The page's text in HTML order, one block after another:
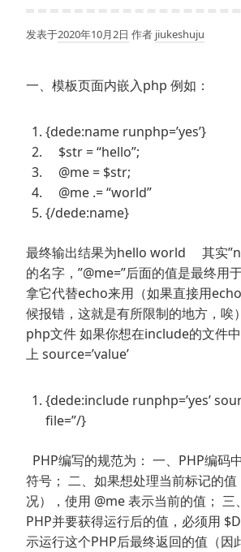
发表于2020年10月2日 作者 jiukeshuju
一、模板页面内嵌入php 例如：
{dede:name runphp=’yes’}
$str = “hello”;
@me = $str;
@me .= “world”
{/dede:name}
最终输出结果为hello world 其实
的名字，”@me=”后面的值是最终用
拿它代替echo来用（如果直接用
候报错，这就是有所限制的地方，
php文件 如果你想在include的文件
上 source=’value’
{dede:include runphp=’yes’
file=”/}
PHP编写的规范为： 一、PHP编码
符号； 二、如果想处理当前标记的
况），使用 @me 表示当前的值； 三
PHP并要获得运行后的值，必须用
示运行这个PHP后最终返回的值（因